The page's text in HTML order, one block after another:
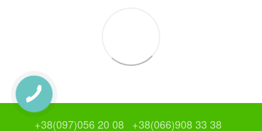
+38(097)056 20 08 +38(066)908 33 38